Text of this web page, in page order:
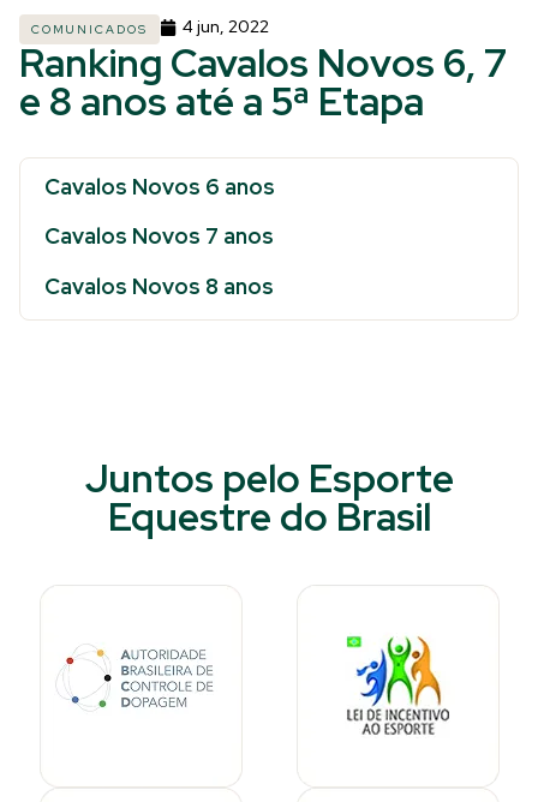
COMUNICADOS 4 jun, 2022
Ranking Cavalos Novos 6, 7
e 8 anos até a 5ª Etapa
Cavalos Novos 6 anos
Cavalos Novos 7 anos
Cavalos Novos 8 anos
Juntos pelo Esporte
Equestre do Brasil